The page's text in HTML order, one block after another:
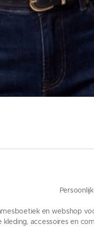
en webshop
accessoires en